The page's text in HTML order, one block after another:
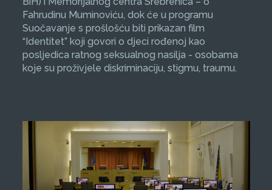
Fahrudinu Muminoviću, dok će u programu
Suočavanje s prošlošću biti prikazan film
“Identitet” koji govori o djeci rođenoj kao
posljedica ratnog seksualnog nasilja - osobama
koje su proživjele diskriminaciju, stigmu, traumu.